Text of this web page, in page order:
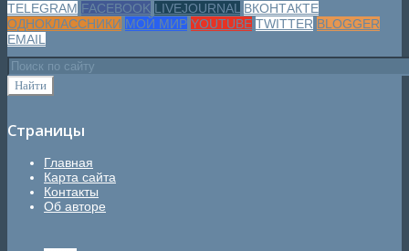
TELEGRAM FACEBOOK LIVEJOURNAL ВКОНТАКТЕ
ОДНОКЛАССНИКИ МОЙ МИР YOUTUBE TWITTER BLOGGER
EMAIL
Страницы
Главная
Карта сайта
Контакты
Об авторе